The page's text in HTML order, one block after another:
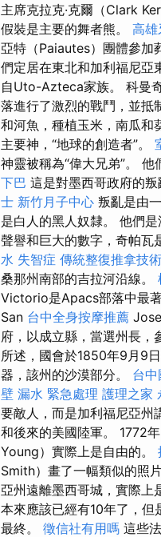
主席克拉克·克爾（Clark
假裝是主要的舞者熊。 高雄
亞特（Paiautes）團體參加
們定居在東北和加利福尼亞
自Uto-Azteca家族。 科曼
落進行了激烈的戰鬥，並抵
和河魚，種植玉米，南瓜和
主要神，“地球的創造者”。
神靈被稱為“偉大兄弟”。
下巴 這是對墨西哥政府的
士 新竹月子中心 叛亂是由
是白人的黑人奴隸。 他們
聲譽和巨大的數字，奇帕瓦
水 失智症 傳統整復推拿技
桑那州南部的吉拉河沿線。
Victorio是Apacs部落中最
San 台中全身按摩推薦
府，以成立縣，當選州長，
所述，國會於1850年9月9
器，該州的沙漠部分。 台
壁 漏水 緊急處理 護理之家
要敵人，而是加利福尼亞州
和後來的美國陸軍。 1772
Young）實際上是自由的。
Smith）畫了一幅類似的照
亞州遠離墨西哥城，實際上
本來應該已經有10年了，
最終。 徵信社有用嗎 這些